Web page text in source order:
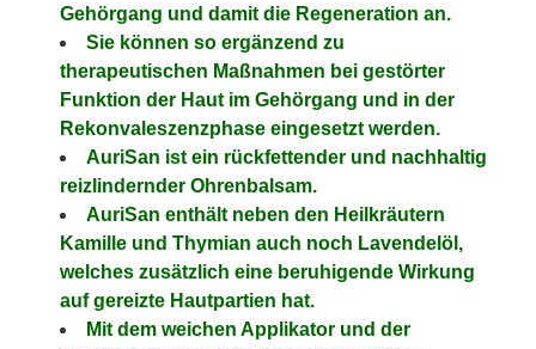
Gehörgang und damit die Regeneration an.
Sie können so ergänzend zu
therapeutischen Maßnahmen bei gestörter
Funktion der Haut im Gehörgang und in der
Rekonvaleszenzphase eingesetzt werden.
AuriSan ist ein rückfettender und nachhaltig
reizlindernder Ohrenbalsam.
AuriSan enthält neben den Heilkräutern
Kamille und Thymian auch noch Lavendelöl,
welches zusätzlich eine beruhigende Wirkung
auf gereizte Hautpartien hat.
Mit dem weichen Applikator und der